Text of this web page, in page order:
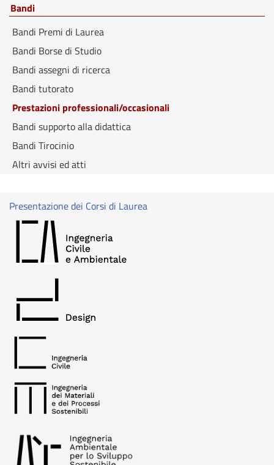
Bandi
Bandi Premi di Laurea
Bandi Borse di Studio
Bandi assegni di ricerca
Bandi tutorato
Prestazioni professionali/occasionali
Bandi supporto alla didattica
Bandi Tirocinio
Altri avvisi ed atti
Presentazione dei Corsi di Laurea